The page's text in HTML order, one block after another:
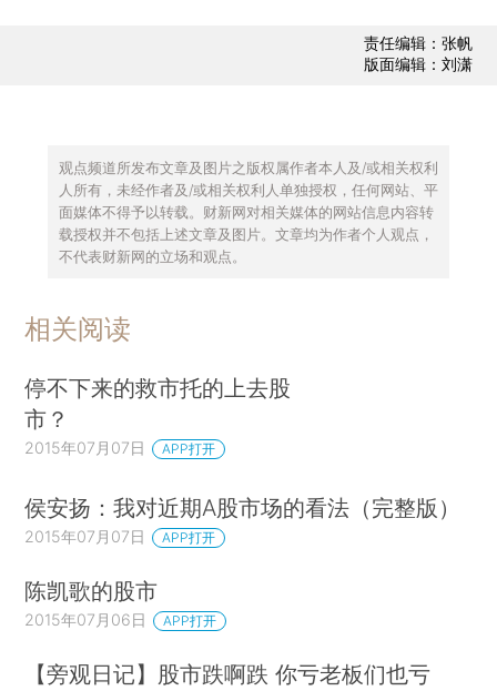
责任编辑：张帆
版面编辑：刘潇
观点频道所发布文章及图片之版权属作者本人及/或相关权利
人所有，未经作者及/或相关权利人单独授权，任何网站、平
面媒体不得予以转载。财新网对相关媒体的网站信息内容转
载授权并不包括上述文章及图片。文章均为作者个人观点，
不代表财新网的立场和观点。
相关阅读
停不下来的救市托的上去股
市？
2015年07月07日 APP打开
侯安扬：我对近期A股市场的看法（完整版）
2015年07月07日 APP打开
陈凯歌的股市
2015年07月06日 APP打开
【旁观日记】股市跌啊跌 你亏老板们也亏